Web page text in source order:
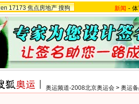
17173 焦点房地产 搜狗 新闻 -
奥运频道-2008北京奥运会 > 奥运